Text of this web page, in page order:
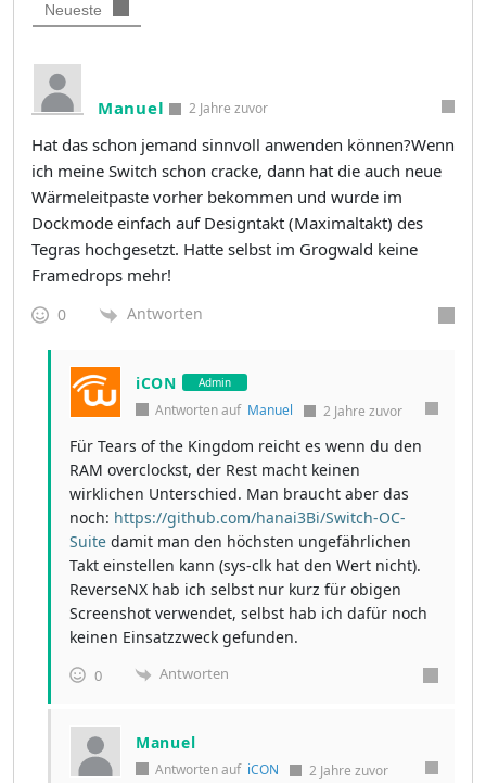
Neueste
Manuel 2 Jahre zuvor
Hat das schon jemand sinnvoll anwenden können?Wenn
ich meine Switch schon cracke, dann hat die auch neue
Wärmeleitpaste vorher bekommen und wurde im
Dockmode einfach auf Designtakt (Maximaltakt) des
Tegras hochgesetzt. Hatte selbst im Grogwald keine
Framedrops mehr!
0 Antworten
iCON Admin
Antworten auf Manuel 2 Jahre zuvor
Für Tears of the Kingdom reicht es wenn du den
RAM overclockst, der Rest macht keinen
wirklichen Unterschied. Man braucht aber das
noch: https://github.com/hanai3Bi/Switch-OC-
Suite damit man den höchsten ungefährlichen
Takt einstellen kann (sys-clk hat den Wert nicht).
ReverseNX hab ich selbst nur kurz für obigen
Screenshot verwendet, selbst hab ich dafür noch
keinen Einsatzzweck gefunden.
0 Antworten
Manuel
Antworten auf iCON 2 Jahre zuvor